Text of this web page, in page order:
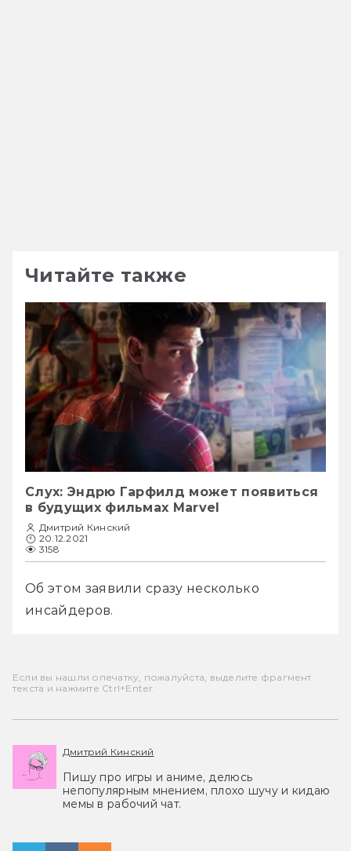
Читайте также
Слух: Эндрю Гарфилд может появиться
в будущих фильмах Marvel
Дмитрий Кинский
20.12.2021
3158
Об этом заявили сразу несколько
инсайдеров.
Если вы нашли опечатку, пожалуйста, выделите фрагмент
текста и нажмите Ctrl+Enter.
Дмитрий Кинский
Пишу про игры и аниме, делюсь
непопулярным мнением, плохо шучу и кидаю
мемы в рабочий чат.